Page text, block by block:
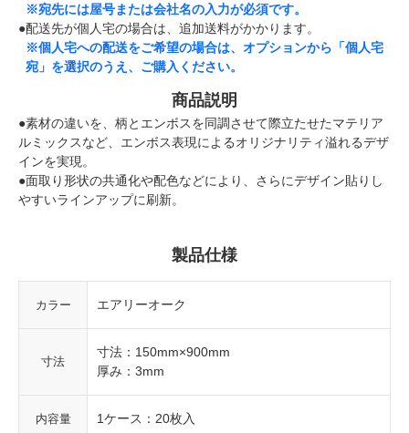
※宛先には屋号または会社名の入力が必須です。
●配送先が個人宅の場合は、追加送料がかかります。
※個人宅への配送をご希望の場合は、オプションから「個人宅
宛」を選択のうえ、ご購入ください。
商品説明
●素材の違いを、柄とエンボスを同調させて際立たせたマテリア
ルミックスなど、エンボス表現によるオリジナリティ溢れるデザ
インを実現。
●面取り形状の共通化や配色などにより、さらにデザイン貼りし
やすいラインアップに刷新。
製品仕様
カラー エアリーオーク
寸法
寸法：150mm×900mm
厚み：3mm
内容量 1ケース：20枚入